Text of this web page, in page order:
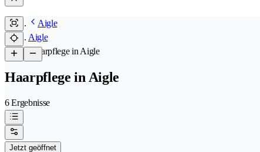
Aigle
Aigle
/Haarpflege in Aigle
Haarpflege in Aigle
6 Ergebnisse
Jetzt geöffnet